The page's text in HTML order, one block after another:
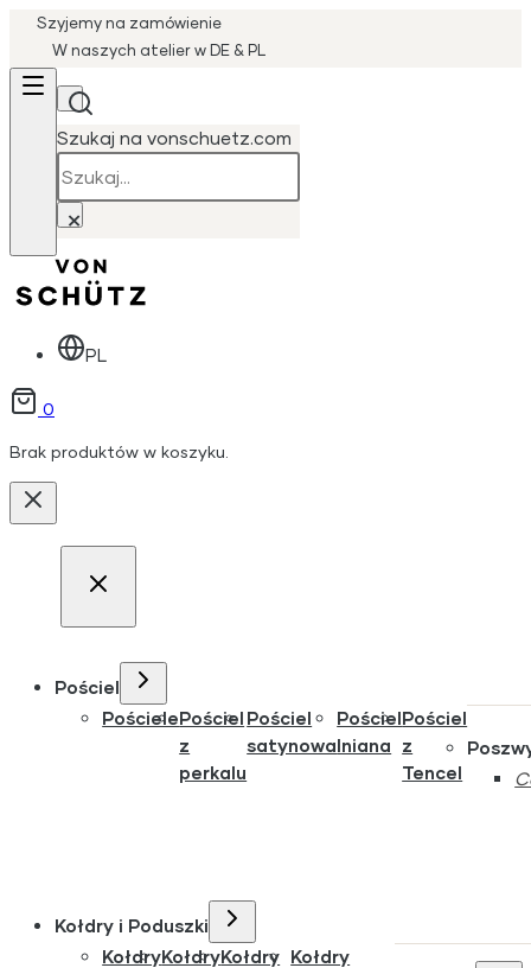
Szyjemy na zamówienie
W naszych atelier w DE & PL
Szukaj na vonschuetz.com
×
PL
0
Brak produktów w koszyku.
Pościel
PościelePościel
z
perkalu
Pościel
satynowa
Pościel
lniana
Pościel
z
Tencel
Kołdry i Poduszki
KołdryKołdryKołdry Kołdry